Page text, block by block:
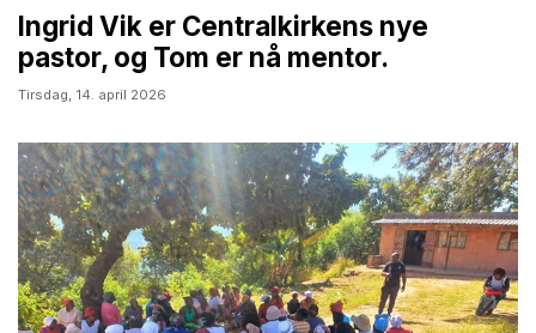
Ingrid Vik er Centralkirkens nye
pastor, og Tom er nå mentor.
Tirsdag, 14. april 2026